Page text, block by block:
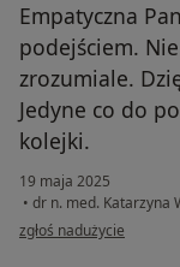
Empatyczna
podejściem.
zrozumiale.
Jedyne co do
kolejki.
19 maja 2025
• dr n. med. Katarzyna
w opinii użytkownika A.D.
zgłoś nadużycie